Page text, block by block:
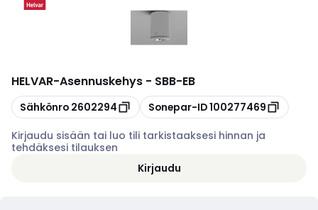
HELVAR-Asennuskehys - SBB-EB
Kopioi
Sähkönro 2602294 Kopioi
Sonepar-ID100277469
Kirjaudu sisään tai luo tili tarkistaaksesi hinnan ja
tehdäksesi tilauksen
Kirjaudu